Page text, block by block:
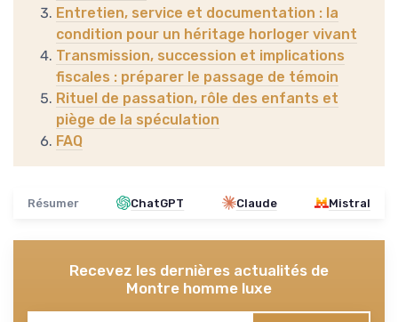
Entretien, service et documentation : la
condition pour un héritage horloger vivant
Transmission, succession et implications
fiscales : préparer le passage de témoin
Rituel de passation, rôle des enfants et
piège de la spéculation
FAQ
Résumer ChatGPT Claude Mistral
Recevez les dernières actualités de
Montre homme luxe